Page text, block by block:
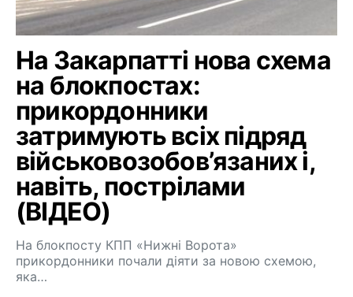
На Закарпатті нова схема
на блокпостах:
прикордонники
затримують всіх підряд
військовозобов’язаних і,
навіть, пострілами
(ВІДЕО)
На блокпосту КПП «Нижні Ворота»
прикордонники почали діяти за новою схемою,
яка…